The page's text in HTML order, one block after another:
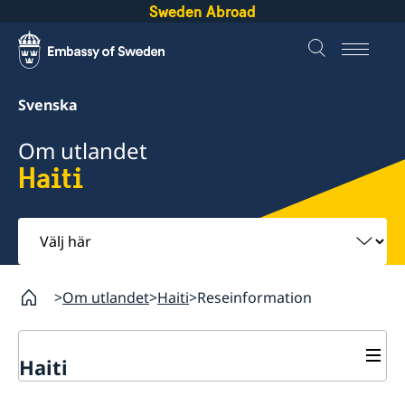
Sweden Abroad
Svenska
Om utlandet
Haiti
Välj
här
Om utlandet Haiti Reseinformation
Haiti